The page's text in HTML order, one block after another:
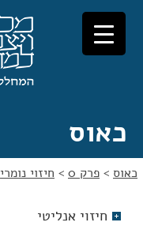
לתוכן
לניווט
כאוס
כאוס > פרק 0 > חיזוי נומרי
חיזוי אנליטי